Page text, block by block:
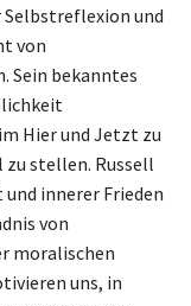
und
von
Sein bekanntes
Hier und Jetzt zu
zu stellen. Russell
innerer Frieden
von
moralischen
uns, in